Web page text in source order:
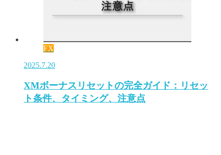
FX
2025.7.20
XMボーナスリセットの完全ガイド：リセッ
ト条件、タイミング、注意点